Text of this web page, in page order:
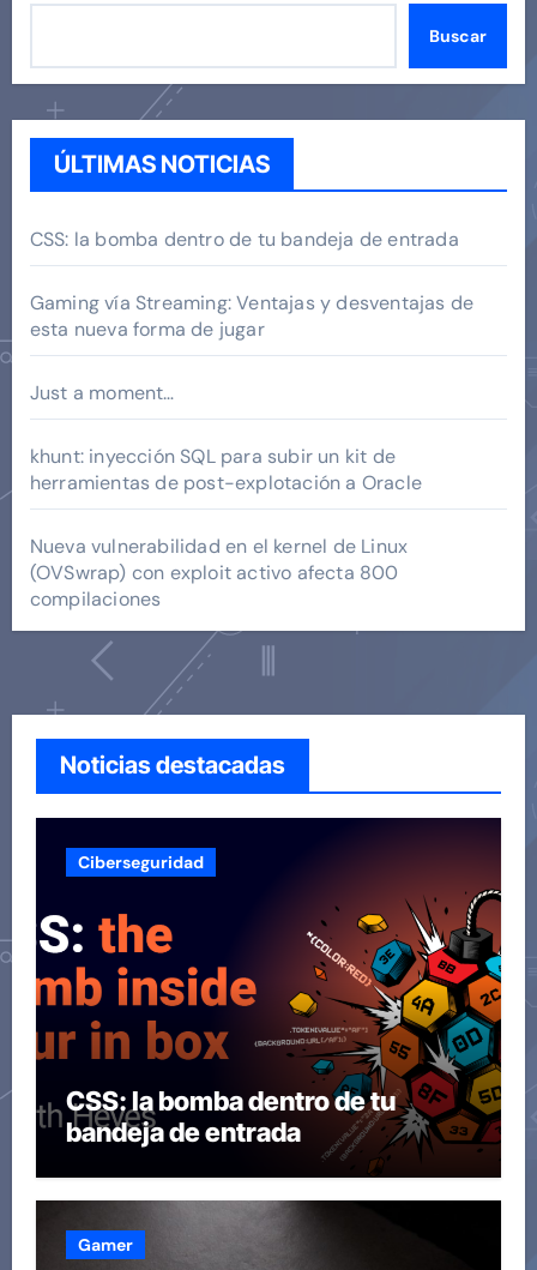
Buscar
ÚLTIMAS NOTICIAS
CSS: la bomba dentro de tu bandeja de entrada
Gaming vía Streaming: Ventajas y desventajas de
esta nueva forma de jugar
Just a moment…
khunt: inyección SQL para subir un kit de
herramientas de post-explotación a Oracle
Nueva vulnerabilidad en el kernel de Linux
(OVSwrap) con exploit activo afecta 800
compilaciones
Noticias destacadas
Ciberseguridad
CSS: la bomba dentro de tu
bandeja de entrada
Gamer